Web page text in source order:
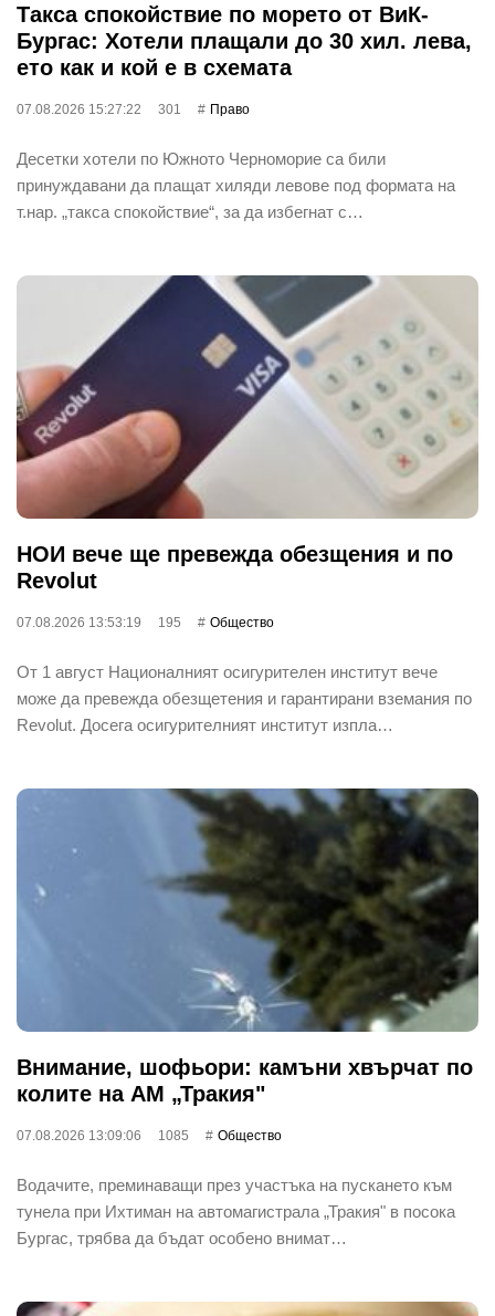
Такса спокойствие по морето от ВиК-
Бургас: Хотели плащали до 30 хил. лева,
ето как и кой е в схемата
07.08.2026 15:27:22 301 Право
Десетки хотели по Южното Черноморие са били
принуждавани да плащат хиляди левове под формата на
т.нар. „такса спокойствие“, за да избегнат с…
НОИ вече ще превежда обезщения и по
Revolut
07.08.2026 13:53:19 195 Общество
От 1 август Националният осигурителен институт вече
може да превежда обезщетения и гарантирани вземания по
Revolut. Досега осигурителният институт изпла…
Внимание, шофьори: камъни хвърчат по
колите на АМ „Тракия"
07.08.2026 13:09:06 1085 Общество
Водачите, преминаващи през участъка на пускането към
тунела при Ихтиман на автомагистрала „Тракия" в посока
Бургас, трябва да бъдат особено внимат…